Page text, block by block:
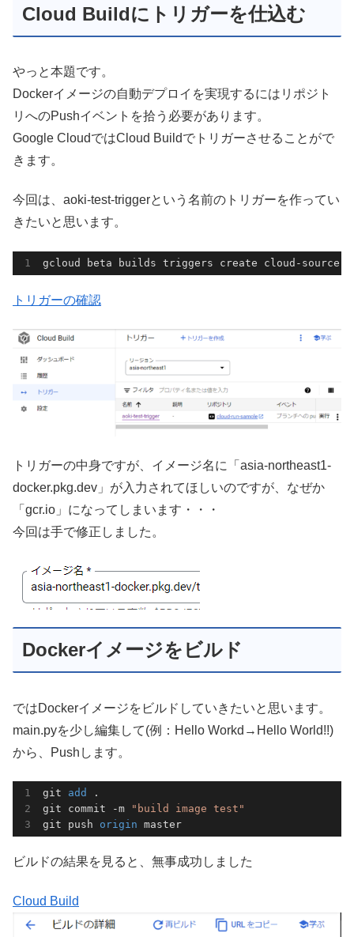
Cloud Buildにトリガーを仕込む
やっと本題です。
Dockerイメージの自動デプロイを実現するにはリポジト
リへのPushイベントを拾う必要があります。
Google CloudではCloud Buildでトリガーさせることがで
きます。
今回は、aoki-test-triggerという名前のトリガーを作ってい
きたいと思います。
gcloud beta builds triggers create cloud-
トリガーの確認
トリガーの中身ですが、イメージ名に「asia-northeast1-
docker.pkg.dev」が入力されてほしいのですが、なぜか
「gcr.io」になってしまいます・・・
今回は手で修正しました。
Dockerイメージをビルド
ではDockerイメージをビルドしていきたいと思います。
main.pyを少し編集して(例：Hello Workd→Hello World!!)
から、Pushします。
git add
.
git commit -m
"build image test"
git push origin master
ビルドの結果を見ると、無事成功しました
Cloud Build